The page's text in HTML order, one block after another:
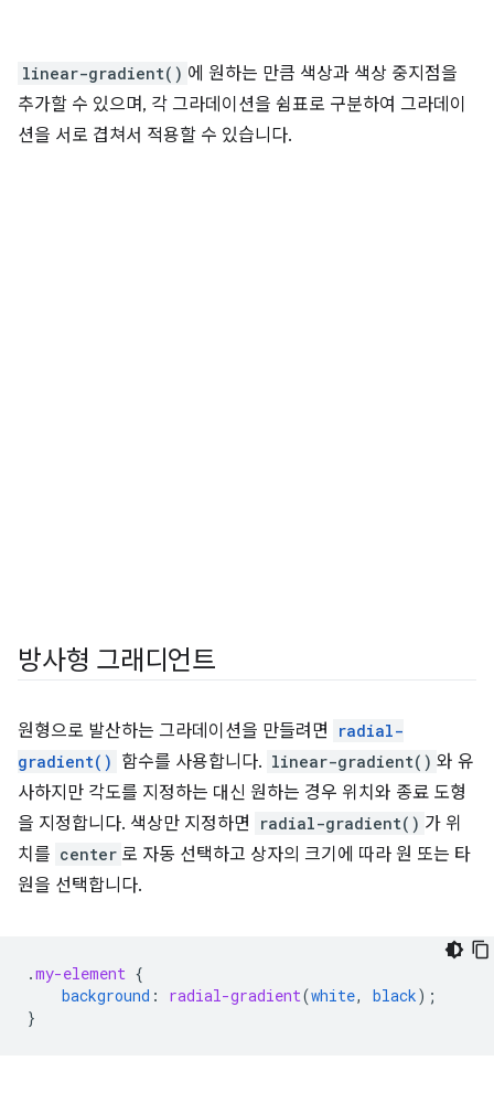
linear-gradient() 에 원하는 만큼 색상과 색상 중지점을
추가할 수 있으며, 각 그라데이션을 쉼표로 구분하여 그라데이
션을 서로 겹쳐서 적용할 수 있습니다.
방사형 그래디언트
원형으로 발산하는 그라데이션을 만들려면
radial-
gradient() 함수를 사용합니다. linear-gradient() 와 유
사하지만 각도를 지정하는 대신 원하는 경우 위치와 종료 도형
을 지정합니다. 색상만 지정하면
radial-gradient() 가 위
치를 center 로 자동 선택하고 상자의 크기에 따라 원 또는 타
원을 선택합니다.
.my-element {
background : radial-gradient(white, black);
}